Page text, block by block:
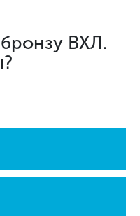
ВХЛ.